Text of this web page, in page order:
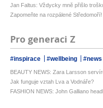
Jan Faltus: Vždycky mně přišlo
Zapomeňte na rozpálené
Pro generaci Z
#inspirace #wellbeing #news
BEAUTY NEWS: Zara Larsson
Jak funguje vztah Lva a Vodnáře?
FASHION NEWS: John Galliano